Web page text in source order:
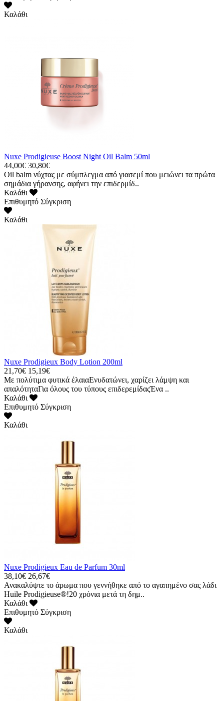
Καλάθι
Nuxe Prodigieuse Boost Night Oil Balm 50ml
44,00€ 30,80€
Oil balm νύχτας με σύμπλεγμα από γιασεμί που μειώνει τα πρώτα
σημάδια γήρανσης, αφήνει την επιδερμίδ..
Καλάθι
Επιθυμητό Σύγκριση
Καλάθι
Nuxe Prodigieux Body Lotion 200ml
21,70€ 15,19€
Με πολύτιμα φυτικά έλαιαΕνυδατώνει, χαρίζει λάμψη και
απαλότηταΓια όλους του τύπους επιδερεμίδαςΈνα ..
Καλάθι
Επιθυμητό Σύγκριση
Καλάθι
Nuxe Prodigieux Eau de Parfum 30ml
38,10€ 26,67€
Ανακαλύψτε το άρωμα που γεννήθηκε από το αγαπημένο σας λάδι
Huile Prodigieuse®!20 χρόνια μετά τη δημ..
Καλάθι
Επιθυμητό Σύγκριση
Καλάθι